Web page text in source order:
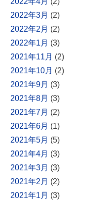
2022年3月 (2)
2022年2月 (2)
2022年1月 (3)
2021年11月 (2)
2021年10月 (2)
2021年9月 (3)
2021年8月 (3)
2021年7月 (2)
2021年6月 (1)
2021年5月 (5)
2021年4月 (3)
2021年3月 (3)
2021年2月 (2)
2021年1月 (3)